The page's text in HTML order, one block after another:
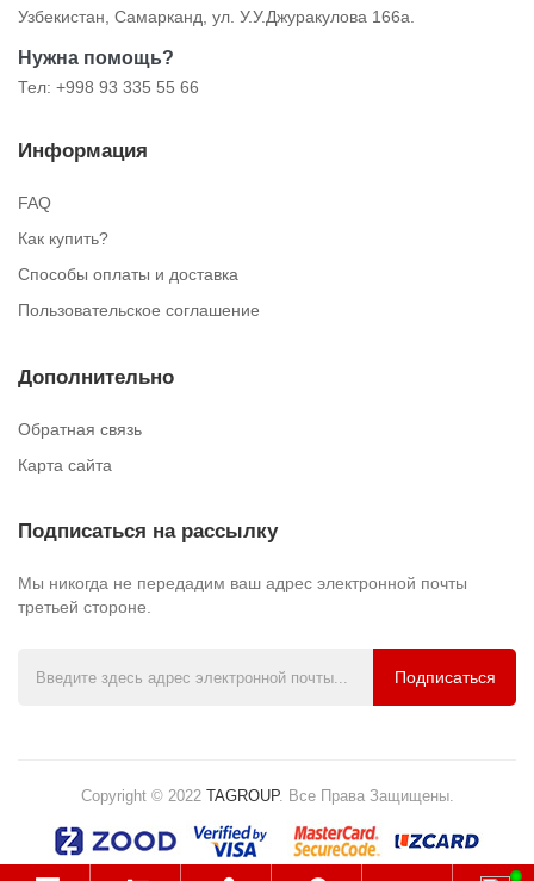
Узбекистан, Самарканд, ул. У.У.Джуракулова 166а.
Нужна помощь?
Тел: +998 93 335 55 66
Информация
FAQ
Как купить?
Способы оплаты и доставка
Пользовательское соглашение
Дополнительно
Обратная связь
Карта сайта
Подписаться на рассылку
Мы никогда не передадим ваш адрес электронной почты
третьей стороне.
Подписаться
Copyright © 2022 TAGROUP. Все Права Защищены.